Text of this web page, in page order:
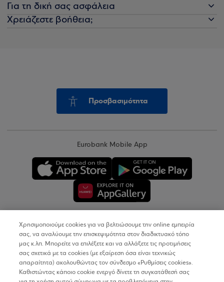
Για τη δική σας ασφάλεια
Χρειάζεστε βοήθεια;
Προσβασιμότητα
Eurobank Mobile App
Copyright © 2026
Όροι Χρήσης
Προσωπικά Δεδομένα στον Διαδικτυακό Τόπο
Χρησιμοποιούμε cookies για να βελτιώσουμε την online εμπειρία
σας, να αναλύουμε την επισκεψιμότητα στον διαδικτυακό τόπο
μας κ.λπ. Μπορείτε να επιλέξετε και να αλλάξετε τις προτιμήσεις
σας σχετικά με τα cookies (με εξαίρεση όσα είναι τεχνικώς
απαραίτητα) ακολουθώντας τον σύνδεσμο «Ρυθμίσεις cookies».
Καθιστώντας κάποιο cookie ενεργό δίνετε τη συγκατάθεσή σας